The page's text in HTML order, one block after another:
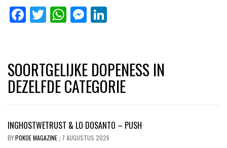
Facebook
Twitter
WhatsApp
Messenger
SOORTGELIJKE DOPENESS IN
DEZELFDE CATEGORIE
INGHOSTWETRUST & LO DOSANTO – PUSH
BYPOKOE MAGAZINE / 7 AUGUSTUS 2026